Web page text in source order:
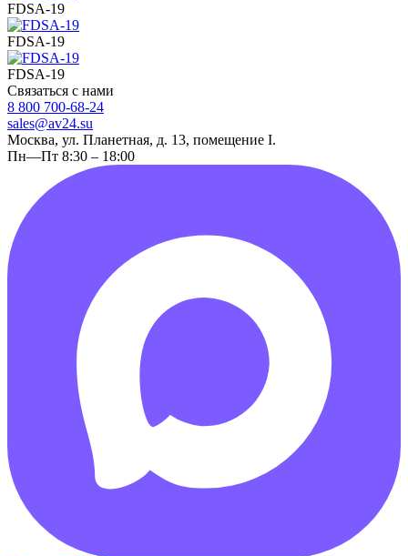
FDSA-19
FDSA-19
FDSA-19
Связаться с нами
8 800 700-68-24
sales@av24.su
Москва, ул. Планетная, д. 13, помещение I.
Пн—Пт 8:30 – 18:00